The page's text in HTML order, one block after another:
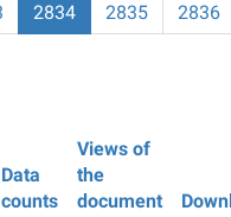
2834 2835 2836
Data
counts
Views of
the
document